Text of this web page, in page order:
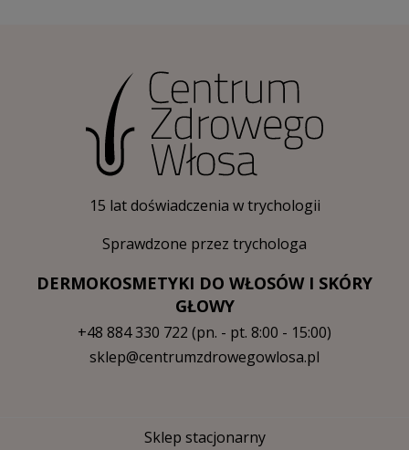
15 lat doświadczenia w trychologii
Sprawdzone przez trychologa
DERMOKOSMETYKI DO WŁOSÓW I SKÓRY
GŁOWY
+48 884 330 722 (pn. - pt. 8:00 - 15:00)
sklep@centrumzdrowegowlosa.pl
Sklep stacjonarny